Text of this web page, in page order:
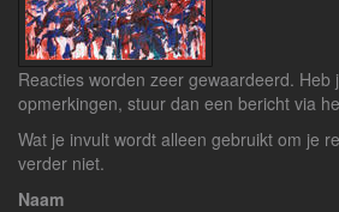
Reacties worden zeer gewaardeerd. Heb
opmerkingen, stuur dan een bericht via
Wat je invult wordt alleen gebruikt om je
verder niet.
Naam